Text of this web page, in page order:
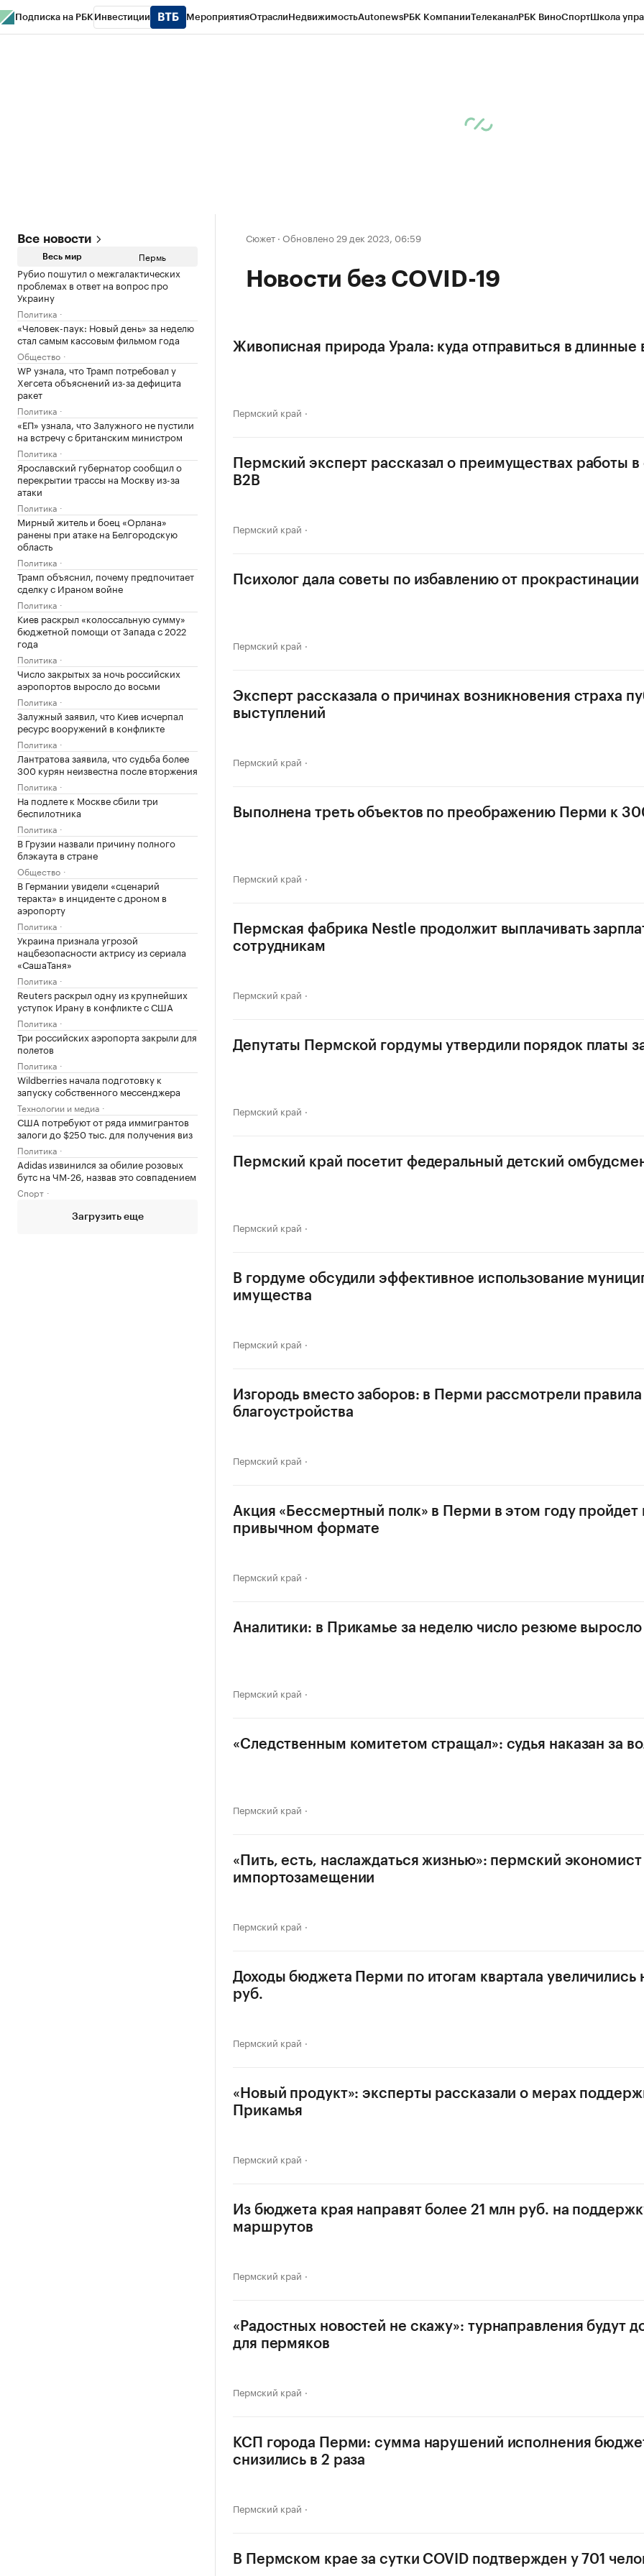
Подписка на РБК Инвестиции МероприятияОтраслиНедвижимостьAutonewsРБК КомпанииТелеканалРБК ВиноСпортШкола
Все новости
Весь мир Пермь
Рубио пошутил о межгалактических
проблемах в ответ на вопрос про
Украину
Политика
«Человек-паук: Новый день» за неделю
стал самым кассовым фильмом года
Общество
WP узнала, что Трамп потребовал у
Хегсета объяснений из-за дефицита
ракет
Политика
«ЕП» узнала, что Залужного не пустили
на встречу с британским министром
Политика
Ярославский губернатор сообщил о
перекрытии трассы на Москву из-за
атаки
Политика
Мирный житель и боец «Орлана»
ранены при атаке на Белгородскую
область
Политика
Трамп объяснил, почему предпочитает
сделку с Ираном войне
Политика
Киев раскрыл «колоссальную сумму»
бюджетной помощи от Запада с 2022
года
Политика
Число закрытых за ночь российских
аэропортов выросло до восьми
Политика
Залужный заявил, что Киев исчерпал
ресурс вооружений в конфликте
Политика
Лантратова заявила, что судьба более
300 курян неизвестна после вторжения
Политика
На подлете к Москве сбили три
беспилотника
Политика
В Грузии назвали причину полного
блэкаута в стране
Общество
В Германии увидели «сценарий
теракта» в инциденте с дроном в
аэропорту
Политика
Украина признала угрозой
нацбезопасности актрису из сериала
«СашаТаня»
Политика
Reuters раскрыл одну из крупнейших
уступок Ирану в конфликте с США
Политика
Три российских аэропорта закрыли для
полетов
Политика
Wildberries начала подготовку к
запуску собственного мессенджера
Технологии и медиа
США потребуют от ряда иммигрантов
залоги до $250 тыс. для получения виз
Политика
Adidas извинился за обилие розовых
бутс на ЧМ-26, назвав это совпадением
Спорт
Загрузить еще
Сюжет · Обновлено 29 дек 2023, 06:59
Новости без COVID-19
Живописная природа Урала: куда отправиться в длинные
Пермский край
Пермский эксперт рассказал о преимуществах работы в
B2B
Пермский край
Психолог дала советы по избавлению от прокрастинации
Пермский край
Эксперт рассказала о причинах возникновения страха
выступлений
Пермский край
Выполнена треть объектов по преображению Перми к
Пермский край
Пермская фабрика Nestle продолжит выплачивать
сотрудникам
Пермский край
Депутаты Пермской гордумы утвердили порядок платы
Пермский край
Пермский край посетит федеральный детский
Пермский край
В гордуме обсудили эффективное использование
имущества
Пермский край
Изгородь вместо заборов: в Перми рассмотрели правила
благоустройства
Пермский край
Акция «Бессмертный полк» в Перми в этом году пройдет
привычном формате
Пермский край
Аналитики: в Прикамье за неделю число резюме выросло
Пермский край
«Следственным комитетом стращал»: судья наказан за
Пермский край
«Пить, есть, наслаждаться жизнью»: пермский
импортозамещении
Пермский край
Доходы бюджета Перми по итогам квартала увеличились
руб.
Пермский край
«Новый продукт»: эксперты рассказали о мерах
Прикамья
Пермский край
Из бюджета края направят более 21 млн руб. на
маршрутов
Пермский край
«Радостных новостей не скажу»: турнаправления будут
для пермяков
Пермский край
КСП города Перми: сумма нарушений исполнения
снизились в 2 раза
Пермский край
В Пермском крае за сутки COVID подтвержден у 701